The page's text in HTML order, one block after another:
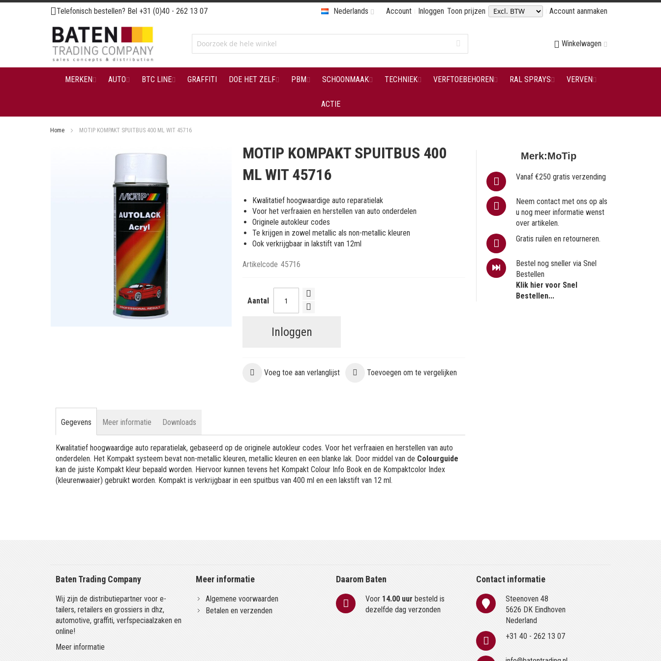
Ga
naar
de
inhoud
Telefonisch bestellen? Bel +31 (0)40 - 262 13 07 Account Inloggen Toon prijzen Account aanmaken
Nederlands
Winkelwagen
MERKEN AUTO BTC LINE GRAFFITI DOE HET ZELF PBM SCHOONMAAK TECHNIEK VERFTOEBEHOREN RAL SPRAYS VERVEN
ACTIE
Home MOTIP KOMPAKT SPUITBUS 400 ML WIT 45716
gallerij
MOTIP KOMPAKT SPUITBUS 400
ML WIT 45716
Kwalitatief hoogwaardige auto reparatielak
Voor het verfraaien en herstellen van auto onderdelen
Originele autokleur codes
Te krijgen in zowel metallic als non-metallic kleuren
Ook verkrijgbaar in lakstift van 12ml
Artikelcode 45716
Aantal
Inloggen
Voeg toe aan verlanglijst Toevoegen om te vergelijken
Merk:MoTip
Vanaf €250 gratis verzending
Neem contact met ons op als
u nog meer informatie wenst
over artikelen.
Gratis ruilen en retourneren.
Bestel nog sneller via Snel
Bestellen
Klik hier voor Snel
Bestellen...
Gegevens
Kwalitatief hoogwaardige auto reparatielak, gebaseerd op de originele autokleur codes. Voor het verfraaien en herstellen van auto
onderdelen. Het Kompakt systeem bevat non-metallic kleuren, metallic kleuren en een blanke lak. Door middel van de Colourguide
kan de juiste Kompakt kleur bepaald worden. Hiervoor kunnen tevens het Kompakt Colour Info Book en de Kompaktcolor Index
(kleurenwaaier) gebruikt worden. Kompakt is verkrijgbaar in een spuitbus van 400 ml en een lakstift van 12 ml.
Meer informatie Downloads
Baten Trading Company
Wij zijn de distributiepartner voor e-
tailers, retailers en grossiers in dhz,
automotive, graffiti, verfspeciaalzaken en
online!
Meer informatie
Meer informatie
Algemene voorwaarden
Betalen en verzenden
Daarom Baten
Voor 14.00 uur besteld is
dezelfde dag verzonden
Contact informatie
Steenoven 48
5626 DK Eindhoven
Nederland
+31 40 - 262 13 07